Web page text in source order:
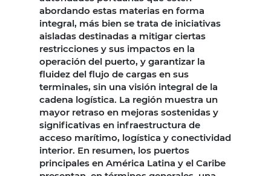
abordando estas materias en forma
integral, más bien se trata de iniciativas
aisladas destinadas a mitigar ciertas
restricciones y sus impactos en la
operación del puerto, y garantizar la
fluidez del flujo de cargas en sus
terminales, sin una visión integral de la
cadena logística. La región muestra un
mayor retraso en mejoras sostenidas y
significativas en infraestructura de
acceso marítimo, logística y conectividad
interior. En resumen, los puertos
principales en América Latina y el Caribe